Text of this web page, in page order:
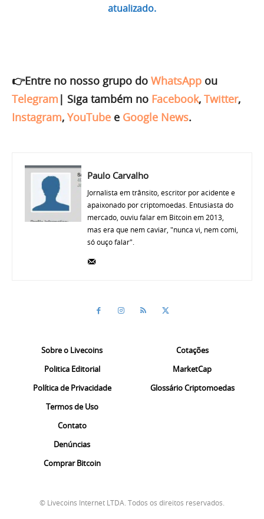
atualizado.
👉Entre no nosso grupo do WhatsApp ou
Telegram | Siga também no Facebook, Twitter,
Instagram, YouTube e Google News.
Paulo Carvalho
Jornalista em trânsito, escritor por acidente e
apaixonado por criptomoedas. Entusiasta do
mercado, ouviu falar em Bitcoin em 2013,
mas era que nem caviar, "nunca vi, nem comi,
só ouço falar".
Sobre o Livecoins
Politica Editorial
Política de Privacidade
Termos de Uso
Contato
Denúncias
Comprar Bitcoin
Cotações
MarketCap
Glossário Criptomoedas
© Livecoins Internet LTDA. Todos os direitos reservados.